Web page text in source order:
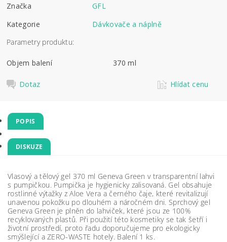
Značka
GFL
Kategorie
Dávkovače a náplně
Parametry produktu:
Objem balení 370 ml
Dotaz Hlídat cenu
POPIS
DISKUZE
Vlasový a tělový gel 370 ml Geneva Green v transparentní lahvi
s pumpičkou. Pumpička je hygienicky zalisovaná. Gel obsahuje
rostlinné výtažky z Aloe Vera a černého čaje, které revitalizují
unavenou pokožku po dlouhém a náročném dni. Sprchový gel
Geneva Green je plněn do lahviček, které jsou ze 100%
recyklovaných plastů. Při použití této kosmetiky se tak šetří i
životní prostředí, proto řadu doporučujeme pro ekologicky
smýšlející a ZERO-WASTE hotely. Balení 1 ks.